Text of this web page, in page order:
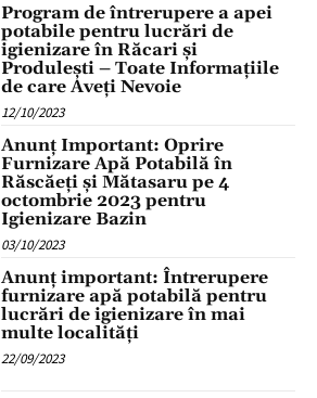
Program de întrerupere a apei
potabile pentru lucrări de
igienizare în Răcari și
Produlești – Toate Informațiile
de care Aveți Nevoie
12/10/2023
Anunț Important: Oprire
Furnizare Apă Potabilă în
Răscăeți și Mătasaru pe 4
octombrie 2023 pentru
Igienizare Bazin
03/10/2023
Anunț important: Întrerupere
furnizare apă potabilă pentru
lucrări de igienizare în mai
multe localități
22/09/2023